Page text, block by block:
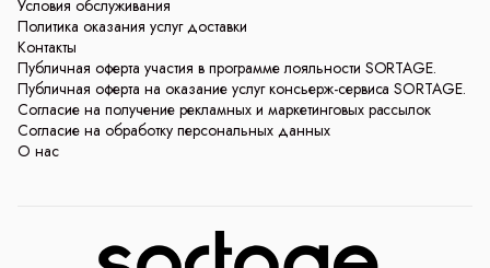
Условия обслуживания
Политика оказания услуг доставки
Контакты
Публичная оферта участия в программе лояльности SORTAGE.
Публичная оферта на оказание услуг консьерж-сервиса SORTAGE.
Согласие на получение рекламных и маркетинговых рассылок
Согласие на обработку персональных данных
О нас